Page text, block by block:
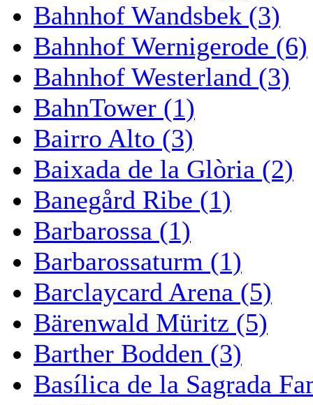
Bahnhof Wandsbek (3)
Bahnhof Wernigerode (6)
Bahnhof Westerland (3)
BahnTower (1)
Bairro Alto (3)
Baixada de la Glòria (2)
Banegård Ribe (1)
Barbarossa (1)
Barbarossaturm (1)
Barclaycard Arena (5)
Bärenwald Müritz (5)
Barther Bodden (3)
Basílica de la Sagrada